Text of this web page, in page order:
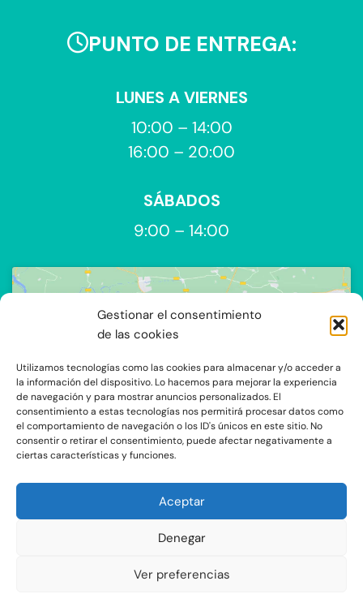
Gestionar el consentimiento
de las cookies
Utilizamos tecnologías como las cookies para almacenar y/o acceder a
la información del dispositivo. Lo hacemos para mejorar la experiencia
de navegación y para mostrar anuncios personalizados. El
consentimiento a estas tecnologías nos permitirá procesar datos como
el comportamiento de navegación o los ID's únicos en este sitio. No
consentir o retirar el consentimiento, puede afectar negativamente a
ciertas características y funciones.
Aceptar
Denegar
Ver preferencias
PUNTO DE ENTREGA:
LUNES A VIERNES
10:00 – 14:00
16:00 – 20:00
SÁBADOS
9:00 – 14:00
Haz clic para aceptar cookies de
marketing y permitir este contenido
C/Ocaña 205, local 3 y 4 C.P: 28047 - Madrid